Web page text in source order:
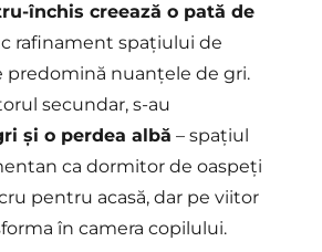
închis creează o pată de
rafinament spațiului de
predomină nuanțele de gri.
secundar, s-au
și o perdea albă – spațiul
ca dormitor de oaspeți
pentru acasă, dar pe viitor
în camera copilului.